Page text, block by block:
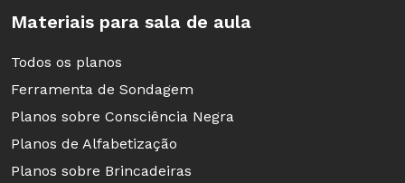
Materiais para sala de aula
Todos os planos
Ferramenta de Sondagem
Planos sobre Consciência Negra
Planos de Alfabetização
Planos sobre Brincadeiras